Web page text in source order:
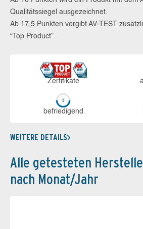
Qualitätssiegel ausgezeichnet.
Ab 17,5 Punkten vergibt AV-TEST
“Top Product”.
Zerti­fikate
be­frie­di­gend
WEITERE DETAILS
Alle getesteten
nach Monat/Jahr